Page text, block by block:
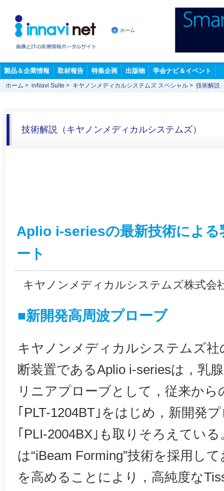
ホーム
製品＆企業情報 取材報告 特集企画 出版物 学会ナビ＆イベント
ホーム > inNavi Suite > キヤノンメディカルシステムズ スペシャル > 技術解説
技術解説（キヤノンメディカルシステムズ）
Aplio i-seriesの最新技術による
ート
キヤノンメディカルシステムズ株式
■新開発高周波プローブ
キヤノンメディカルシステムズ
断装置であるAplio i-seriesは，乳
リニアプローブとして，従来から
｢PLT-1204BT｣をはじめ，新開発
｢PLI-2004BX｣も取りそろえてい
は“iBeam Forming”技術を採用し
を高めることにより，高純度な